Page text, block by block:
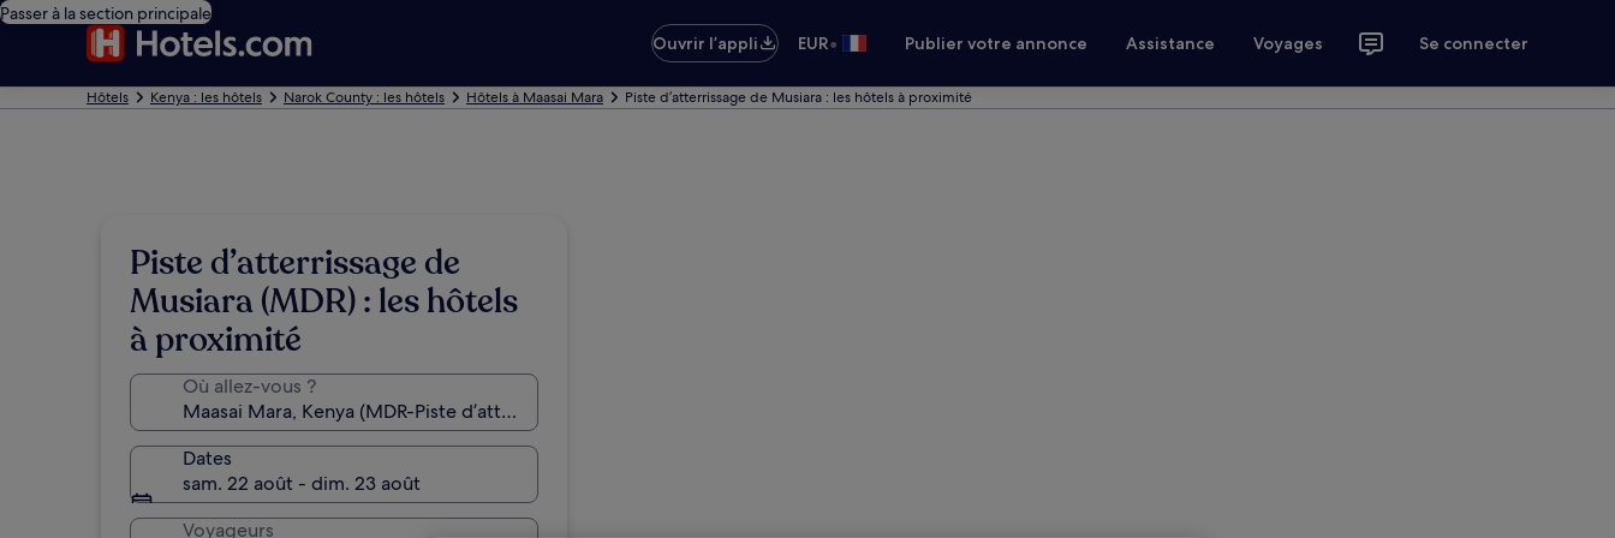
Passer à la section principale
Ouvrir l’appli
EUR• Publier votre annonce Assistance Voyages Se connecter
Hôtels Kenya : les hôtels Narok County : les hôtels Hôtels à Maasai Mara Piste d’atterrissage de Musiara : les hôtels à proximité
Piste d’atterrissage de
Musiara (MDR) : les hôtels
à proximité
Où allez-vous ?
Dates
sam. 22 août - dim. 23 août
Voyageurs